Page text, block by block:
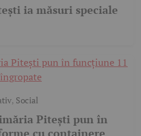
ia măsuri speciale
, Social
Pitești pun în
cu containere